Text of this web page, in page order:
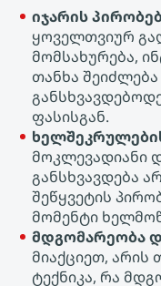
იჯარის
ყოველთვიურ
მომსახურება,
თანხა
ფასისგან.
მოკლევადიანი
განსხვავდება
შეწყვეტის
მომენტი
მდგომარეობა
მიაქციეთ, არის
ტექნიკა, რა